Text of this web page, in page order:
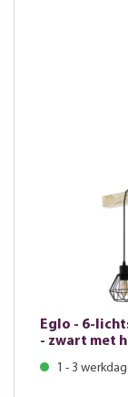
Eglo - 6-
- zwart met
1 - 3